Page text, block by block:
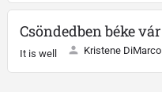
Csöndedben béke vár
It is well Kristene DiMarco